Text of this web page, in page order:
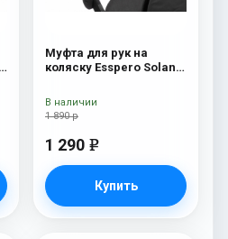
Муфта для рук на
коляску Esspero Solana
Brown
1 890 р
1 290 e
Купить
В наличии